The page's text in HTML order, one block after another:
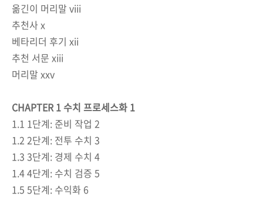
옮긴이 머리말 viii
추천사 x
베타리더 후기 xii
추천 서문 xiii
머리말 xxv
CHAPTER 1 수치 프로세스화 1
1.1 1단계: 준비 작업 2
1.2 2단계: 전투 수치 3
1.3 3단계: 경제 수치 4
1.4 4단계: 수치 검증 5
1.5 5단계: 수익화 6